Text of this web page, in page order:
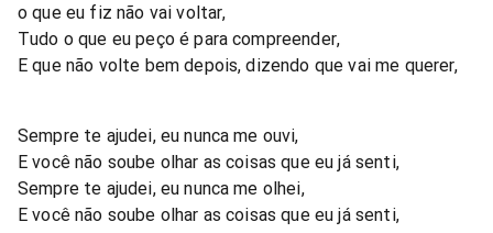
o que eu fiz não vai voltar,
Tudo o que eu peço é para compreender,
E que não volte bem depois, dizendo que vai me querer,
Sempre te ajudei, eu nunca me ouvi,
E você não soube olhar as coisas que eu já senti,
Sempre te ajudei, eu nunca me olhei,
E você não soube olhar as coisas que eu já senti,